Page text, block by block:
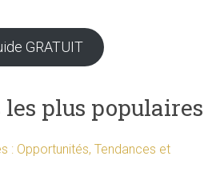
GRATUIT
plus populaires
: Opportunités, Tendances et